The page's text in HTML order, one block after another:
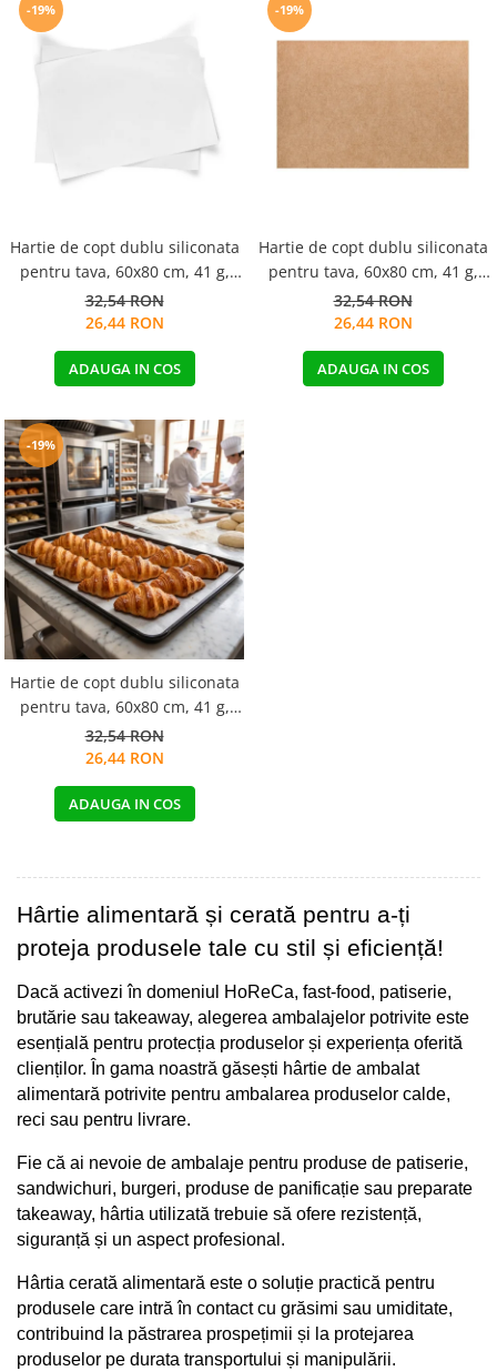
-19%
Hartie de copt dublu siliconata
pentru tava, 60x80 cm, 41 g,
alba, 10kg / cutie
32,54 RON
26,44 RON
ADAUGA IN COS
-19%
Hartie de copt dublu siliconata
pentru tava, 60x80 cm, 41 g,
natur, 10kg / cutie
32,54 RON
26,44 RON
ADAUGA IN COS
-19%
Hartie de copt dublu siliconata
pentru tava, 60x80 cm, 41 g,
alba, 10kg / cutie - Copie
32,54 RON
26,44 RON
ADAUGA IN COS
Hârtie alimentară și cerată pentru a-ți
proteja produsele tale cu stil și eficiență!
Dacă activezi în domeniul HoReCa, fast-food, patiserie,
brutărie sau takeaway, alegerea ambalajelor potrivite este
esențială pentru protecția produselor și experiența oferită
clienților. În gama noastră găsești hârtie de ambalat
alimentară potrivite pentru ambalarea produselor calde,
reci sau pentru livrare.
Fie că ai nevoie de ambalaje pentru produse de patiserie,
sandwichuri, burgeri, produse de panificație sau preparate
takeaway, hârtia utilizată trebuie să ofere rezistență,
siguranță și un aspect profesional.
Hârtia cerată alimentară este o soluție practică pentru
produsele care intră în contact cu grăsimi sau umiditate,
contribuind la păstrarea prospețimii și la protejarea
produselor pe durata transportului și manipulării.